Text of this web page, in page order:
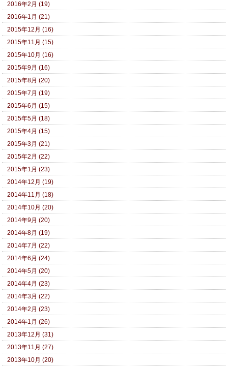
2016年2月 (19)
2016年1月 (21)
2015年12月 (16)
2015年11月 (15)
2015年10月 (16)
2015年9月 (16)
2015年8月 (20)
2015年7月 (19)
2015年6月 (15)
2015年5月 (18)
2015年4月 (15)
2015年3月 (21)
2015年2月 (22)
2015年1月 (23)
2014年12月 (19)
2014年11月 (18)
2014年10月 (20)
2014年9月 (20)
2014年8月 (19)
2014年7月 (22)
2014年6月 (24)
2014年5月 (20)
2014年4月 (23)
2014年3月 (22)
2014年2月 (23)
2014年1月 (26)
2013年12月 (31)
2013年11月 (27)
2013年10月 (20)